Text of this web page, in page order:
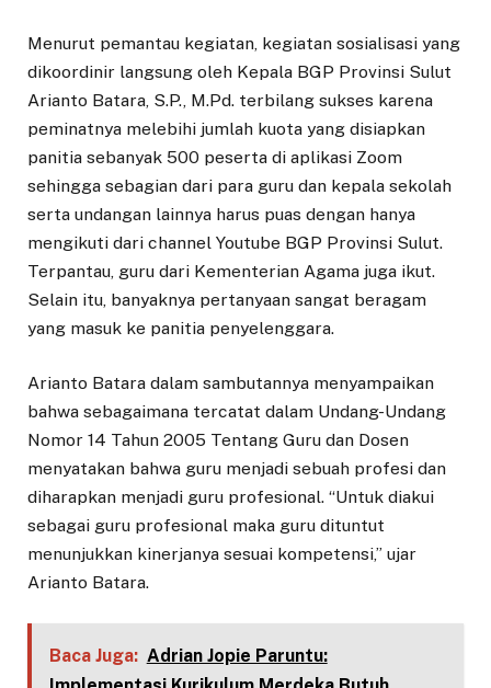
Menurut pemantau kegiatan, kegiatan sosialisasi yang
dikoordinir langsung oleh Kepala BGP Provinsi Sulut
Arianto Batara, S.P., M.Pd. terbilang sukses karena
peminatnya melebihi jumlah kuota yang disiapkan
panitia sebanyak 500 peserta di aplikasi Zoom
sehingga sebagian dari para guru dan kepala sekolah
serta undangan lainnya harus puas dengan hanya
mengikuti dari channel Youtube BGP Provinsi Sulut.
Terpantau, guru dari Kementerian Agama juga ikut.
Selain itu, banyaknya pertanyaan sangat beragam
yang masuk ke panitia penyelenggara.
Arianto Batara dalam sambutannya menyampaikan
bahwa sebagaimana tercatat dalam Undang-Undang
Nomor 14 Tahun 2005 Tentang Guru dan Dosen
menyatakan bahwa guru menjadi sebuah profesi dan
diharapkan menjadi guru profesional. “Untuk diakui
sebagai guru profesional maka guru dituntut
menunjukkan kinerjanya sesuai kompetensi,” ujar
Arianto Batara.
Baca Juga: Adrian Jopie Paruntu: